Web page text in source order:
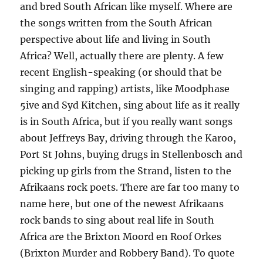
and bred South African like myself. Where are
the songs written from the South African
perspective about life and living in South
Africa? Well, actually there are plenty. A few
recent English-speaking (or should that be
singing and rapping) artists, like Moodphase
5ive and Syd Kitchen, sing about life as it really
is in South Africa, but if you really want songs
about Jeffreys Bay, driving through the Karoo,
Port St Johns, buying drugs in Stellenbosch and
picking up girls from the Strand, listen to the
Afrikaans rock poets. There are far too many to
name here, but one of the newest Afrikaans
rock bands to sing about real life in South
Africa are the Brixton Moord en Roof Orkes
(Brixton Murder and Robbery Band). To quote